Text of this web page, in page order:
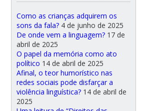
Como as crianças adquirem os
sons da fala? 4 de junho de 2025
De onde vem a linguagem? 17 de
abril de 2025
O papel da memória como ato
político 14 de abril de 2025
Afinal, o teor humorístico nas
redes sociais pode disfarçar a
violência linguística? 14 de abril de
2025